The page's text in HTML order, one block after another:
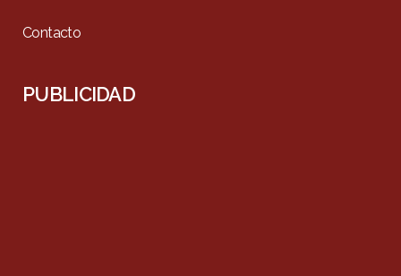
Contacto
PUBLICIDAD